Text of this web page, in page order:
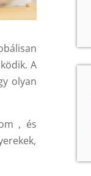
A
olyan
, és